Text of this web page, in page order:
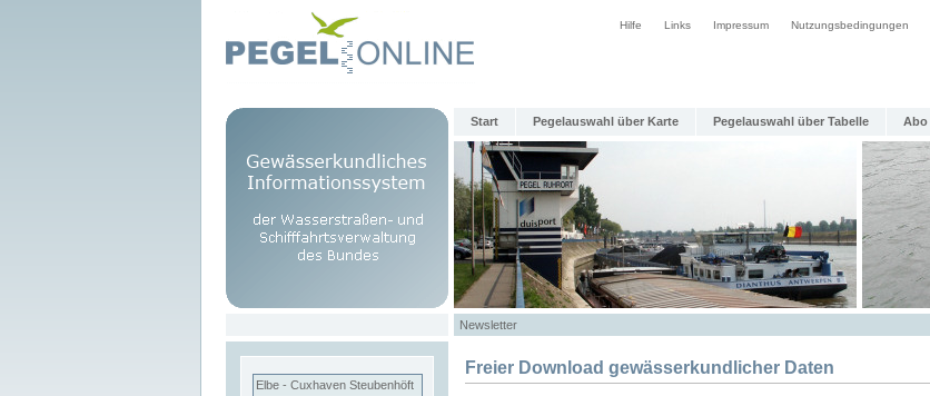
Hilfe Links Impressum Nutzungsbedingungen
Start Pegelauswahl über Karte Pegelauswahl über Tabelle Abo
Newsletter
Elbe - Cuxhaven Steubenhöft
Freier Download gewässerkundlicher Daten